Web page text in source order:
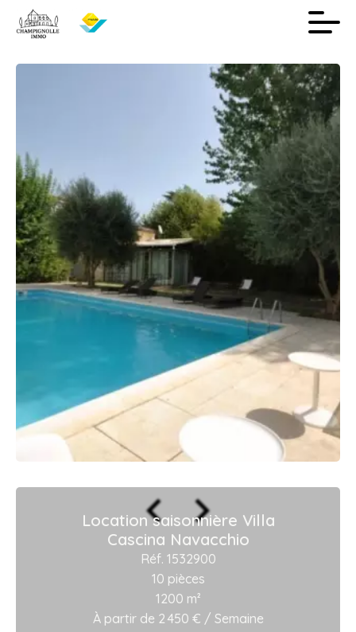
Location saisonnière Villa
Cascina Navacchio
Réf. 1532900
10 pièces
1200 m²
À partir de 2 450 € / Semaine